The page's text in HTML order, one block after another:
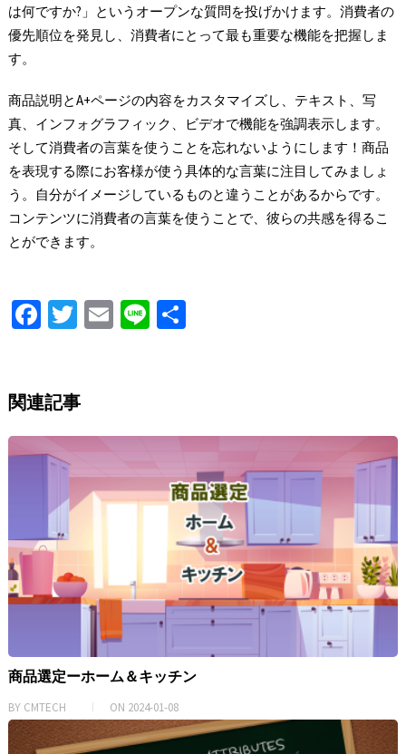
は何ですか?」というオープンな質問を投げかけます。消費者の
優先順位を発見し、消費者にとって最も重要な機能を把握しま
す。
商品説明とA+ページの内容をカスタマイズし、テキスト、写
真、インフォグラフィック、ビデオで機能を強調表示します。
そして消費者の言葉を使うことを忘れないようにします！商品
を表現する際にお客様が使う具体的な言葉に注目してみましょ
う。自分がイメージしているものと違うことがあるからです。
コンテンツに消費者の言葉を使うことで、彼らの共感を得るこ
とができます。
Fa
o
o
k
T
er
E Li S
関連記事
商品選定ーホーム＆キッチン
BY CMTECH ON 2024-01-08